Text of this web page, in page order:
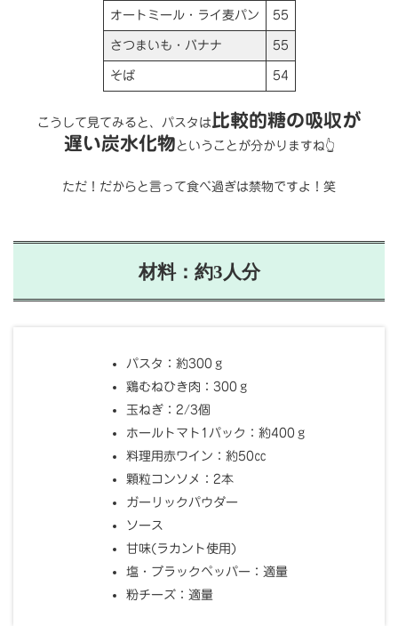
オートミール・ライ麦パン 55
さつまいも・バナナ 55
そば 54
こうして見てみると、パスタは 比較的糖の吸収が
遅い炭水化物 ということが分かりますね👆
ただ！だからと言って食べ過ぎは禁物ですよ！笑
材料：約3人分
パスタ：約300ｇ
鶏むねひき肉：300ｇ
玉ねぎ：2/3個
ホールトマト1パック：約400ｇ
料理用赤ワイン：約50㏄
顆粒コンソメ：2本
ガーリックパウダー
ソース
甘味(ラカント使用)
塩・ブラックペッパー：適量
粉チーズ：適量